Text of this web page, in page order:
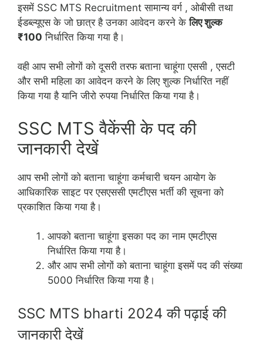
इसमें SSC MTS Recruitment सामान्य वर्ग , ओबीसी तथा
ईडब्ल्यूएस के जो छात्र है उनका आवेदन करने केलिए शुल्क
₹100 निर्धारित किया गया है।
वही आप सभी लोगों को दूसरी तरफ बताना चाहूंगा एससी , एसटी
और सभी महिला का आवेदन करने के लिए शुल्क निर्धारित नहीं
किया गया है यानि जीरो रुपया निर्धारित किया गया है।
SSC MTS वैकेंसी के पद की
जानकारी देखें
आप सभी लोगों को बताना चाहूंगा कर्मचारी चयन आयोग के
आधिकारिक साइट पर एसएससी एमटीएस भर्ती की सूचना को
प्रकाशित किया गया है।
आपको बताना चाहूंगा इसका पद का नाम एमटीएस
निर्धारित किया गया है।
और आप सभी लोगों को बताना चाहूंगा इसमें पद की संख्या
5000 निर्धारित किया गया है।
SSC MTS bharti 2024 की पढ़ाई की
जानकारी देखें